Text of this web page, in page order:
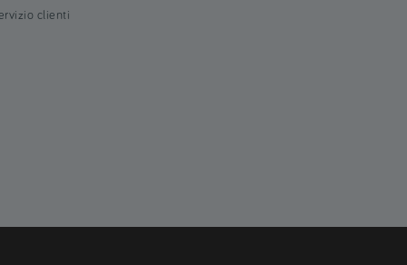
clienti